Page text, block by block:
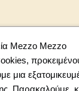
reserved. Powered
Mezzo Mezzo
μια
Παρακαλούμε,